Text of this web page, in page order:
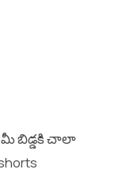
మీ బిడ్డకి చాలా